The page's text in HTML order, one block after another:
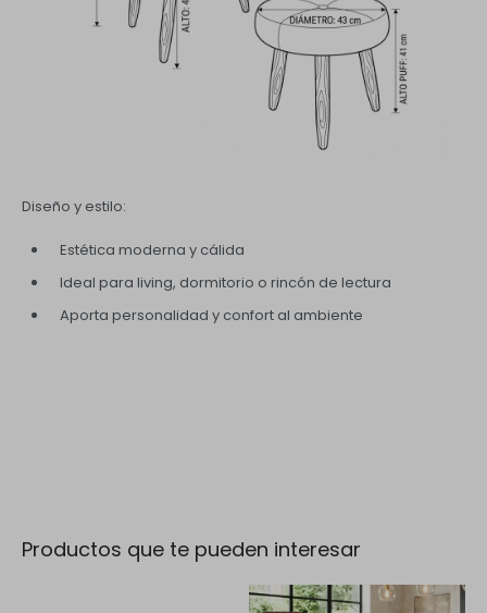
Diseño y estilo:
Estética moderna y cálida
Ideal para living, dormitorio o rincón de lectura
Aporta personalidad y confort al ambiente
Productos que te pueden interesar